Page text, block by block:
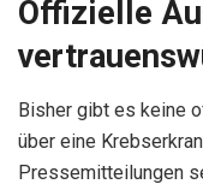
Offizielle
Bisher gibt es keine
über eine
Pressemitteilungen